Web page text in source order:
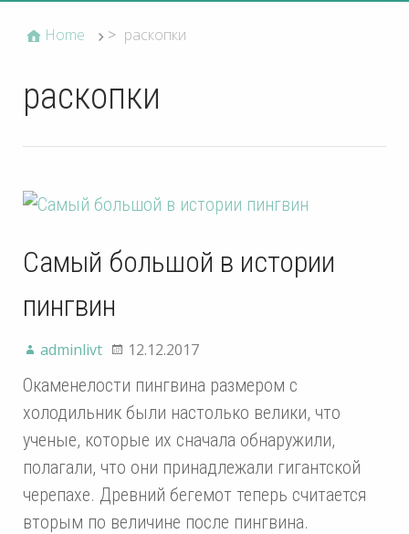
Home > раскопки
раскопки
Самый большой в истории
пингвин
adminlivt 12.12.2017
Окаменелости пингвина размером с
холодильник были настолько велики, что
ученые, которые их сначала обнаружили,
полагали, что они принадлежали гигантской
черепахе. Древний бегемот теперь считается
вторым по величине после пингвина.